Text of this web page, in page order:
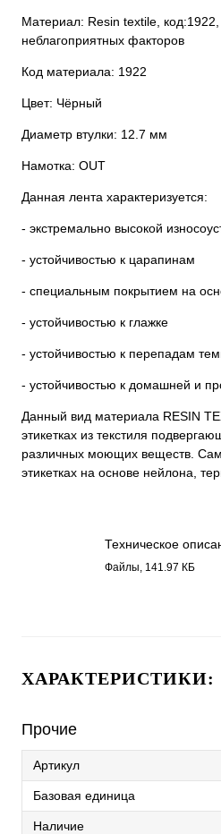
Материал: Resin textile,
неблагоприятных факторов
Код материала: 1922
Цвет: Чёрный
Диаметр втулки: 12.7 мм
Намотка: OUT
Данная лента характеризуется:
- экстремально высокой
- устойчивостью к царапинам
- специальным покрытием на
- устойчивостью к глажке
- устойчивостью к перепадам
- устойчивостью к домашней и
Данный вид материала RESIN
этикетках из текстиля
различных моющих веществ.
этикетках на основе нейлона,
Техническое
1922.pdf
Файлы, 141.97 КБ
ХАРАКТЕРИСТИКИ:
Прочие
Артикул
Базовая единица
Наличие